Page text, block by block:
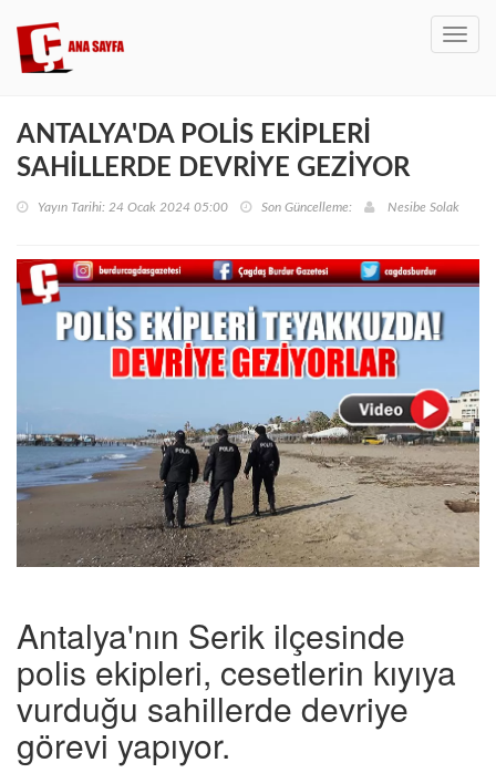
ANTALYA'DA POLİS EKİPLERİ
SAHİLLERDE DEVRİYE GEZİYOR
Yayın Tarihi: 24 Ocak 2024 05:00 Son Güncelleme: Nesibe Solak
Antalya'nın Serik ilçesinde
polis ekipleri, cesetlerin kıyıya
vurduğu sahillerde devriye
görevi yapıyor.